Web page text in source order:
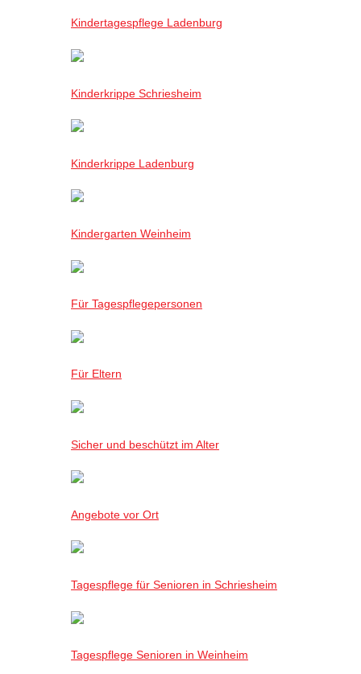
Kindertagespflege Ladenburg
Kinderkrippe Schriesheim
Kinderkrippe Ladenburg
Kindergarten Weinheim
Für Tagespflegepersonen
Für Eltern
Sicher und beschützt im Alter
Angebote vor Ort
Tagespflege für Senioren in Schriesheim
Tagespflege Senioren in Weinheim